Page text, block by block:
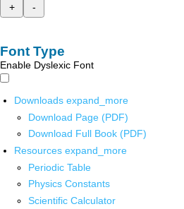
+
-
Font Type
Enable Dyslexic Font
Downloads expand_more
Download Page (PDF)
Download Full Book (PDF)
Resources expand_more
Periodic Table
Physics Constants
Scientific Calculator